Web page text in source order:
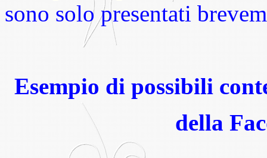
sono solo presentati
Esempio di possibili
della